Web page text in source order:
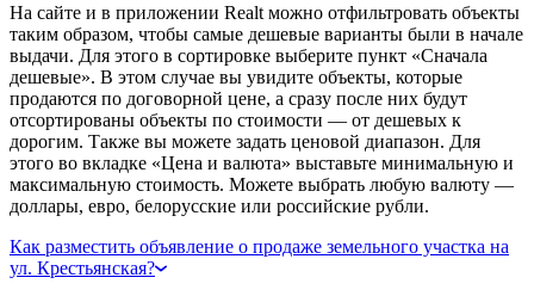
На сайте и в приложении Realt можно отфильтровать объекты
таким образом, чтобы самые дешевые варианты были в начале
выдачи. Для этого в сортировке выберите пункт «Сначала
дешевые». В этом случае вы увидите объекты, которые
продаются по договорной цене, а сразу после них будут
отсортированы объекты по стоимости — от дешевых к
дорогим. Также вы можете задать ценовой диапазон. Для
этого во вкладке «Цена и валюта» выставьте минимальную и
максимальную стоимость. Можете выбрать любую валюту —
доллары, евро, белорусские или российские рубли.
Как разместить объявление о продаже земельного участка на
ул. Крестьянская?